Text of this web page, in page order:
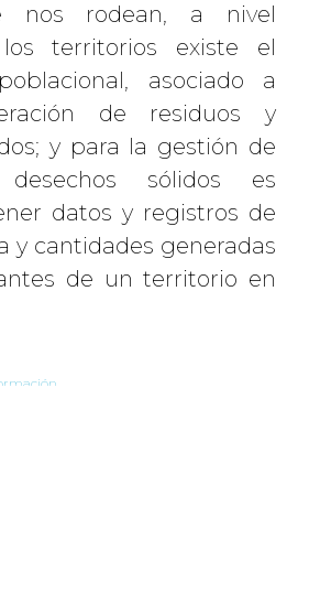
nos rodean, a nivel
territorios existe el
asociado a
de residuos y
y para la gestión de
sólidos es
datos y registros de
y cantidades generadas
de un territorio en